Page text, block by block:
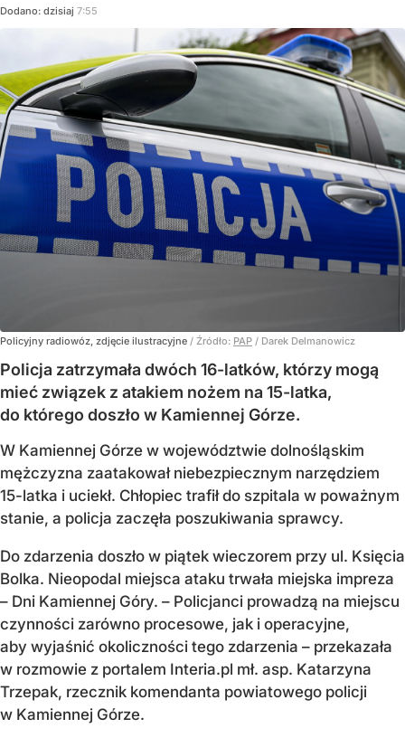
Dodano: dzisiaj 7:55
Policyjny radiowóz, zdjęcie ilustracyjne / Źródło: PAP / Darek Delmanowicz
Policja zatrzymała dwóch 16-latków, którzy mogą
mieć związek z atakiem nożem na 15-latka,
do którego doszło w Kamiennej Górze.
W Kamiennej Górze w województwie dolnośląskim
mężczyzna zaatakował niebezpiecznym narzędziem
15-latka i uciekł. Chłopiec trafił do szpitala w poważnym
stanie, a policja zaczęła poszukiwania sprawcy.
Do zdarzenia doszło w piątek wieczorem przy ul. Księcia
Bolka. Nieopodal miejsca ataku trwała miejska impreza
– Dni Kamiennej Góry. – Policjanci prowadzą na miejscu
czynności zarówno procesowe, jak i operacyjne,
aby wyjaśnić okoliczności tego zdarzenia – przekazała
w rozmowie z portalem Interia.pl mł. asp. Katarzyna
Trzepak, rzecznik komendanta powiatowego policji
w Kamiennej Górze.